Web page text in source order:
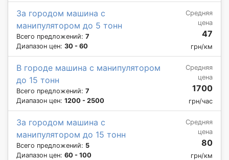
За городом машина с
манипулятором до 5 тонн
Всего предложений: 7
Диапазон цен: 30 - 60
Средняя
цена
47
грн/км
В городе машина с манипулятором
до 15 тонн
Всего предложений: 7
Диапазон цен: 1200 - 2500
Средняя
цена
1700
грн/час
За городом машина с
манипулятором до 15 тонн
Всего предложений: 5
Диапазон цен: 60 - 100
Средняя
цена
80
грн/км